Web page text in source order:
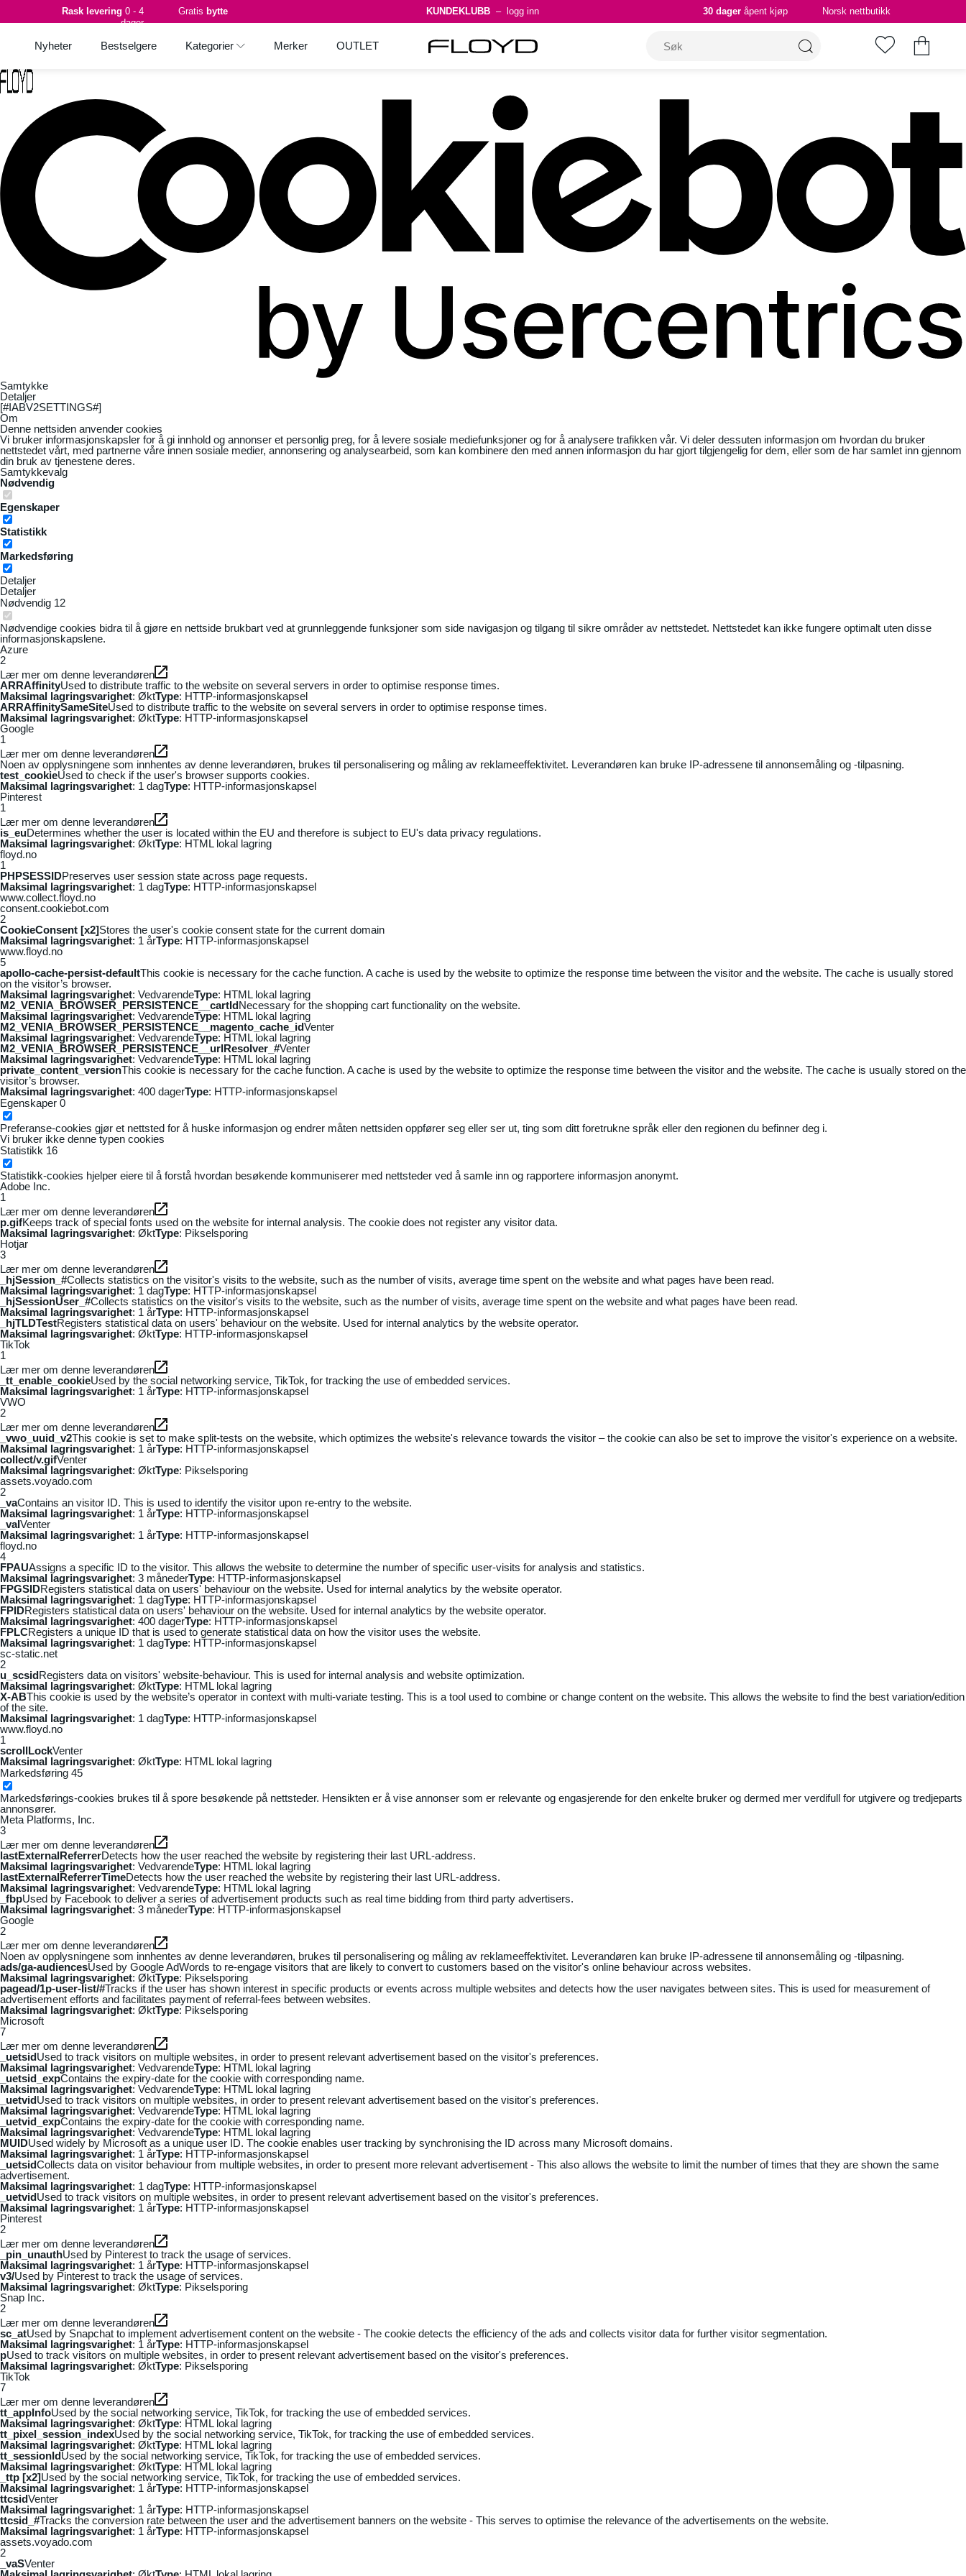
Samtykke
Detaljer
[#IABV2SETTINGS#]
Om
Denne nettsiden anvender cookies
Vi bruker informasjonskapsler for å gi innhold og annonser et personlig preg, for å levere sosiale mediefunksjoner og for å analysere trafikken vår. Vi deler dessuten informasjon om hvordan du bruker
nettstedet vårt, med partnerne våre innen sosiale medier, annonsering og analysearbeid, som kan kombinere den med annen informasjon du har gjort tilgjengelig for dem, eller som de har samlet inn gjennom
din bruk av tjenestene deres.
Samtykkevalg
Nødvendig
Egenskaper
Statistikk
Markedsføring
Detaljer
Detaljer
Nødvendig 12
Nødvendige cookies bidra til å gjøre en nettside brukbart ved at grunnleggende funksjoner som side navigasjon og tilgang til sikre områder av nettstedet. Nettstedet kan ikke fungere optimalt uten disse
informasjonskapslene.
Azure
2
Lær mer om denne leverandøren
ARRAffinityUsed to distribute traffic to the website on several servers in order to optimise response times.
Maksimal lagringsvarighet: ØktType: HTTP-informasjonskapsel
ARRAffinitySameSiteUsed to distribute traffic to the website on several servers in order to optimise response times.
Maksimal lagringsvarighet: ØktType: HTTP-informasjonskapsel
Google
1
Lær mer om denne leverandøren
Noen av opplysningene som innhentes av denne leverandøren, brukes til personalisering og måling av reklameeffektivitet. Leverandøren kan bruke IP-adressene til annonsemåling og -tilpasning.
test_cookieUsed to check if the user's browser supports cookies.
Maksimal lagringsvarighet: 1 dagType: HTTP-informasjonskapsel
Pinterest
1
Lær mer om denne leverandøren
is_euDetermines whether the user is located within the EU and therefore is subject to EU's data privacy regulations.
Maksimal lagringsvarighet: ØktType: HTML lokal lagring
floyd.no
1
PHPSESSIDPreserves user session state across page requests.
Maksimal lagringsvarighet: 1 dagType: HTTP-informasjonskapsel
www.collect.floyd.no
consent.cookiebot.com
2
CookieConsent [x2]Stores the user's cookie consent state for the current domain
Maksimal lagringsvarighet: 1 årType: HTTP-informasjonskapsel
www.floyd.no
5
apollo-cache-persist-defaultThis cookie is necessary for the cache function. A cache is used by the website to optimize the response time between the visitor and the website. The cache is usually stored
on the visitor’s browser.
Maksimal lagringsvarighet: VedvarendeType: HTML lokal lagring
M2_VENIA_BROWSER_PERSISTENCE__cartIdNecessary for the shopping cart functionality on the website.
Maksimal lagringsvarighet: VedvarendeType: HTML lokal lagring
M2_VENIA_BROWSER_PERSISTENCE__magento_cache_idVenter
Maksimal lagringsvarighet: VedvarendeType: HTML lokal lagring
M2_VENIA_BROWSER_PERSISTENCE__urlResolver_#Venter
Maksimal lagringsvarighet: VedvarendeType: HTML lokal lagring
private_content_versionThis cookie is necessary for the cache function. A cache is used by the website to optimize the response time between the visitor and the website. The cache is usually stored on the
visitor’s browser.
Maksimal lagringsvarighet: 400 dagerType: HTTP-informasjonskapsel
Egenskaper 0
Preferanse-cookies gjør et nettsted for å huske informasjon og endrer måten nettsiden oppfører seg eller ser ut, ting som ditt foretrukne språk eller den regionen du befinner deg i.
Vi bruker ikke denne typen cookies
Statistikk 16
Statistikk-cookies hjelper eiere til å forstå hvordan besøkende kommuniserer med nettsteder ved å samle inn og rapportere informasjon anonymt.
Adobe Inc.
1
Lær mer om denne leverandøren
p.gifKeeps track of special fonts used on the website for internal analysis. The cookie does not register any visitor data.
Maksimal lagringsvarighet: ØktType: Pikselsporing
Hotjar
3
Lær mer om denne leverandøren
_hjSession_#Collects statistics on the visitor's visits to the website, such as the number of visits, average time spent on the website and what pages have been read.
Maksimal lagringsvarighet: 1 dagType: HTTP-informasjonskapsel
_hjSessionUser_#Collects statistics on the visitor's visits to the website, such as the number of visits, average time spent on the website and what pages have been read.
Maksimal lagringsvarighet: 1 årType: HTTP-informasjonskapsel
_hjTLDTestRegisters statistical data on users' behaviour on the website. Used for internal analytics by the website operator.
Maksimal lagringsvarighet: ØktType: HTTP-informasjonskapsel
TikTok
1
Lær mer om denne leverandøren
_tt_enable_cookieUsed by the social networking service, TikTok, for tracking the use of embedded services.
Maksimal lagringsvarighet: 1 årType: HTTP-informasjonskapsel
VWO
2
Lær mer om denne leverandøren
_vwo_uuid_v2This cookie is set to make split-tests on the website, which optimizes the website's relevance towards the visitor – the cookie can also be set to improve the visitor's experience on a website.
Maksimal lagringsvarighet: 1 årType: HTTP-informasjonskapsel
collect/v.gifVenter
Maksimal lagringsvarighet: ØktType: Pikselsporing
assets.voyado.com
2
_vaContains an visitor ID. This is used to identify the visitor upon re-entry to the website.
Maksimal lagringsvarighet: 1 årType: HTTP-informasjonskapsel
_vaIVenter
Maksimal lagringsvarighet: 1 årType: HTTP-informasjonskapsel
floyd.no
4
FPAUAssigns a specific ID to the visitor. This allows the website to determine the number of specific user-visits for analysis and statistics.
Maksimal lagringsvarighet: 3 månederType: HTTP-informasjonskapsel
FPGSIDRegisters statistical data on users' behaviour on the website. Used for internal analytics by the website operator.
Maksimal lagringsvarighet: 1 dagType: HTTP-informasjonskapsel
FPIDRegisters statistical data on users' behaviour on the website. Used for internal analytics by the website operator.
Maksimal lagringsvarighet: 400 dagerType: HTTP-informasjonskapsel
FPLCRegisters a unique ID that is used to generate statistical data on how the visitor uses the website.
Maksimal lagringsvarighet: 1 dagType: HTTP-informasjonskapsel
sc-static.net
2
u_scsidRegisters data on visitors' website-behaviour. This is used for internal analysis and website optimization.
Maksimal lagringsvarighet: ØktType: HTML lokal lagring
X-ABThis cookie is used by the website’s operator in context with multi-variate testing. This is a tool used to combine or change content on the website. This allows the website to find the best variation/edition
of the site.
Maksimal lagringsvarighet: 1 dagType: HTTP-informasjonskapsel
www.floyd.no
1
scrollLockVenter
Maksimal lagringsvarighet: ØktType: HTML lokal lagring
Markedsføring 45
Markedsførings-cookies brukes til å spore besøkende på nettsteder. Hensikten er å vise annonser som er relevante og engasjerende for den enkelte bruker og dermed mer verdifull for utgivere og tredjeparts
annonsører.
Meta Platforms, Inc.
3
Lær mer om denne leverandøren
lastExternalReferrerDetects how the user reached the website by registering their last URL-address.
Maksimal lagringsvarighet: VedvarendeType: HTML lokal lagring
lastExternalReferrerTimeDetects how the user reached the website by registering their last URL-address.
Maksimal lagringsvarighet: VedvarendeType: HTML lokal lagring
_fbpUsed by Facebook to deliver a series of advertisement products such as real time bidding from third party advertisers.
Maksimal lagringsvarighet: 3 månederType: HTTP-informasjonskapsel
Google
2
Lær mer om denne leverandøren
Noen av opplysningene som innhentes av denne leverandøren, brukes til personalisering og måling av reklameeffektivitet. Leverandøren kan bruke IP-adressene til annonsemåling og -tilpasning.
ads/ga-audiencesUsed by Google AdWords to re-engage visitors that are likely to convert to customers based on the visitor's online behaviour across websites.
Maksimal lagringsvarighet: ØktType: Pikselsporing
pagead/1p-user-list/#Tracks if the user has shown interest in specific products or events across multiple websites and detects how the user navigates between sites. This is used for measurement of
advertisement efforts and facilitates payment of referral-fees between websites.
Maksimal lagringsvarighet: ØktType: Pikselsporing
Microsoft
7
Lær mer om denne leverandøren
_uetsidUsed to track visitors on multiple websites, in order to present relevant advertisement based on the visitor's preferences.
Maksimal lagringsvarighet: VedvarendeType: HTML lokal lagring
_uetsid_expContains the expiry-date for the cookie with corresponding name.
Maksimal lagringsvarighet: VedvarendeType: HTML lokal lagring
_uetvidUsed to track visitors on multiple websites, in order to present relevant advertisement based on the visitor's preferences.
Maksimal lagringsvarighet: VedvarendeType: HTML lokal lagring
_uetvid_expContains the expiry-date for the cookie with corresponding name.
Maksimal lagringsvarighet: VedvarendeType: HTML lokal lagring
MUIDUsed widely by Microsoft as a unique user ID. The cookie enables user tracking by synchronising the ID across many Microsoft domains.
Maksimal lagringsvarighet: 1 årType: HTTP-informasjonskapsel
_uetsidCollects data on visitor behaviour from multiple websites, in order to present more relevant advertisement - This also allows the website to limit the number of times that they are shown the same
advertisement.
Maksimal lagringsvarighet: 1 dagType: HTTP-informasjonskapsel
_uetvidUsed to track visitors on multiple websites, in order to present relevant advertisement based on the visitor's preferences.
Maksimal lagringsvarighet: 1 årType: HTTP-informasjonskapsel
Pinterest
2
Lær mer om denne leverandøren
_pin_unauthUsed by Pinterest to track the usage of services.
Maksimal lagringsvarighet: 1 årType: HTTP-informasjonskapsel
v3/Used by Pinterest to track the usage of services.
Maksimal lagringsvarighet: ØktType: Pikselsporing
Snap Inc.
2
Lær mer om denne leverandøren
sc_atUsed by Snapchat to implement advertisement content on the website - The cookie detects the efficiency of the ads and collects visitor data for further visitor segmentation.
Maksimal lagringsvarighet: 1 årType: HTTP-informasjonskapsel
pUsed to track visitors on multiple websites, in order to present relevant advertisement based on the visitor's preferences.
Maksimal lagringsvarighet: ØktType: Pikselsporing
TikTok
7
Lær mer om denne leverandøren
tt_appInfoUsed by the social networking service, TikTok, for tracking the use of embedded services.
Maksimal lagringsvarighet: ØktType: HTML lokal lagring
tt_pixel_session_indexUsed by the social networking service, TikTok, for tracking the use of embedded services.
Maksimal lagringsvarighet: ØktType: HTML lokal lagring
tt_sessionIdUsed by the social networking service, TikTok, for tracking the use of embedded services.
Maksimal lagringsvarighet: ØktType: HTML lokal lagring
_ttp [x2]Used by the social networking service, TikTok, for tracking the use of embedded services.
Maksimal lagringsvarighet: 1 årType: HTTP-informasjonskapsel
ttcsidVenter
Maksimal lagringsvarighet: 1 årType: HTTP-informasjonskapsel
ttcsid_#Tracks the conversion rate between the user and the advertisement banners on the website - This serves to optimise the relevance of the advertisements on the website.
Maksimal lagringsvarighet: 1 årType: HTTP-informasjonskapsel
assets.voyado.com
2
_vaSVenter
Rask levering 0 - 4
dager
Gratis bytte KUNDEKLUBB – logg inn 30 dager åpent kjøp Norsk nettbutikk
Nyheter Bestselgere Kategorier Merker OUTLET